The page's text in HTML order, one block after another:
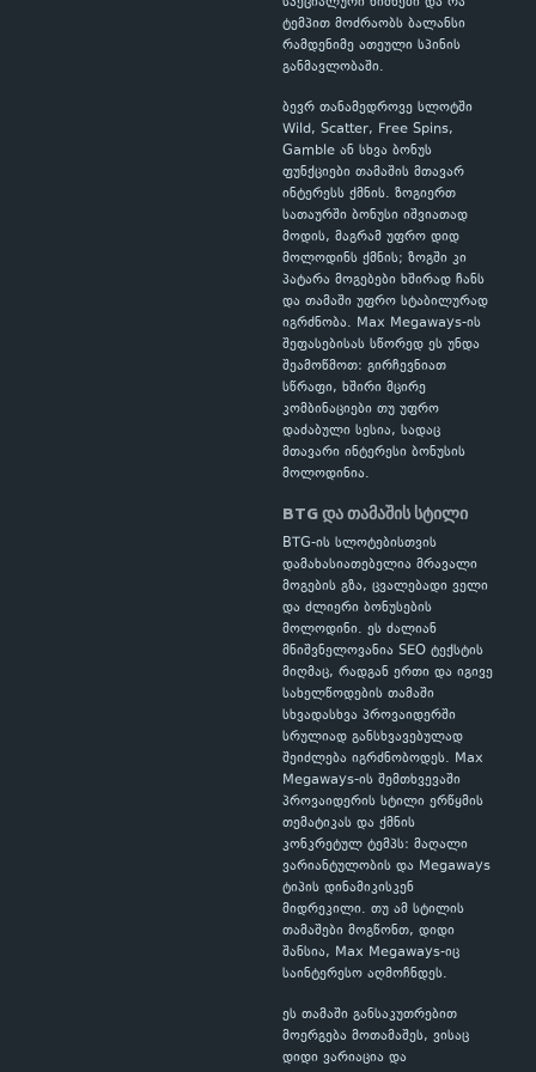
ტემპით მოძრაობს ბალანსი
რამდენიმე ათეული სპინის
განმავლობაში.
ბევრ თანამედროვე სლოტში
Wild, Scatter, Free Spins,
Gamble ან სხვა ბონუს
ფუნქციები თამაშის მთავარ
ინტერესს ქმნის. ზოგიერთ
სათაურში ბონუსი იშვიათად
მოდის, მაგრამ უფრო დიდ
მოლოდინს ქმნის; ზოგში კი
პატარა მოგებები ხშირად ჩანს
და თამაში უფრო სტაბილურად
იგრძნობა. Max Megaways-ის
შეფასებისას სწორედ ეს უნდა
შეამოწმოთ: გირჩევნიათ
სწრაფი, ხშირი მცირე
კომბინაციები თუ უფრო
დაძაბული სესია, სადაც
მთავარი ინტერესი ბონუსის
მოლოდინია.
BTG და თამაშის სტილი
BTG-ის სლოტებისთვის
დამახასიათებელია მრავალი
მოგების გზა, ცვალებადი ველი
და ძლიერი ბონუსების
მოლოდინი. ეს ძალიან
მნიშვნელოვანია SEO ტექსტის
მიღმაც, რადგან ერთი და იგივე
სახელწოდების თამაში
სხვადასხვა პროვაიდერში
სრულიად განსხვავებულად
შეიძლება იგრძნობოდეს. Max
Megaways-ის შემთხვევაში
პროვაიდერის სტილი ერწყმის
თემატიკას და ქმნის
კონკრეტულ ტემპს: მაღალი
ვარიანტულობის და Megaways
ტიპის დინამიკისკენ
მიდრეკილი. თუ ამ სტილის
თამაშები მოგწონთ, დიდი
შანსია, Max Megaways-იც
საინტერესო აღმოჩნდეს.
ეს თამაში განსაკუთრებით
მოერგება მოთამაშეს, ვისაც
დიდი ვარიაცია და